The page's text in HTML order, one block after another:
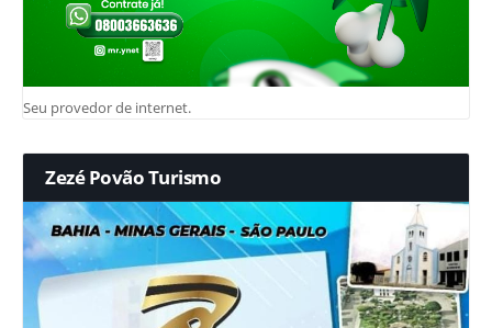
Seu provedor de internet.
Zezé Povão Turismo